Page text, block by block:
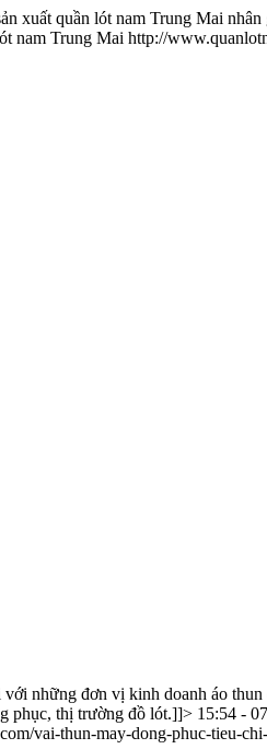
xuất quần lót nam Trung Mai nhân
nam Trung Mai http://
những đơn vị kinh doanh áo
phục, thị trường đồ lót.]]> 15:54 -
vai-thun-may-dong-phuc-tieu-